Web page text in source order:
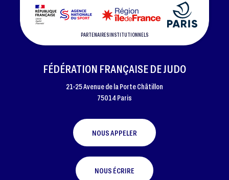
PARTENAIRES INSTITUTIONNELS
FÉDÉRATION FRANÇAISE DE JUDO
21-25 Avenue de la Porte Châtillon
75014 Paris
NOUS APPELER
NOUS ÉCRIRE